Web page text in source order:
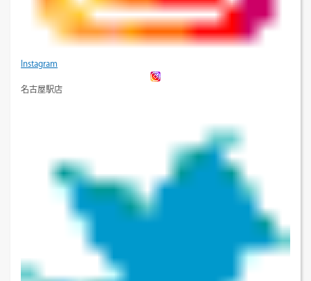
Instagram
名古屋駅店